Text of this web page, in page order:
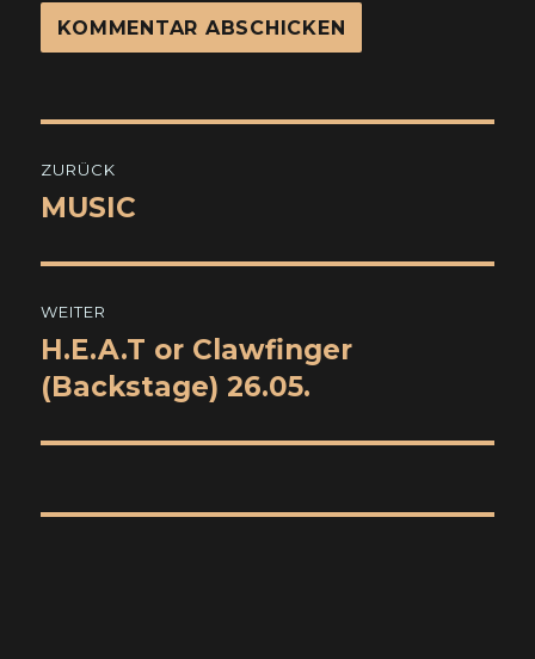
ZURÜCK
Vorheriger
MUSIC
WEITER
Nächster
Beitrag:
H.E.A.T or Clawfinger
(Backstage) 26.05.